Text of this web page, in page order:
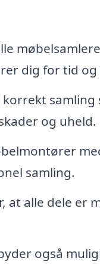
dig for tid
korrekt
og uheld.
samling.
at alle dele er
også